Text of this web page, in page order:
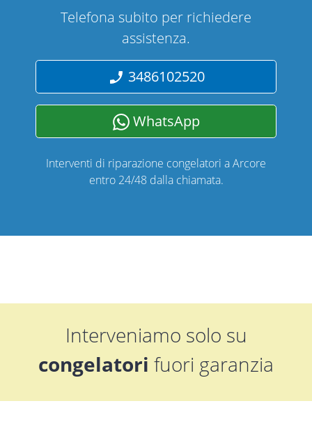
Telefona subito per richiedere
assistenza.
3486102520
WhatsApp
Interventi di riparazione congelatori a Arcore
entro 24/48 dalla chiamata.
Interveniamo solo su
congelatori fuori garanzia